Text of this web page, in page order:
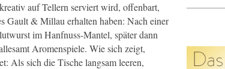
auf Tellern serviert wird, offenbart,
Gault & Millau erhalten haben: Nach einer
im Hanfnuss-Mantel, später dann
Aromenspiele. Wie sich zeigt,
Als sich die Tische langsam leeren,